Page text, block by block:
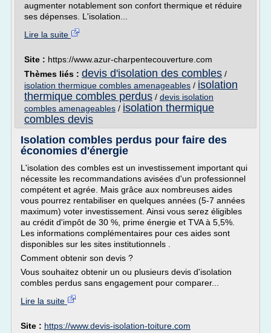
augmenter notablement son confort thermique et réduire
ses dépenses. L'isolation...
Lire la suite
Site : https://www.azur-charpentecouverture.com
Thèmes liés : devis d'isolation des combles /
isolation thermique combles amenageables / isolation
thermique combles perdus / devis isolation
combles amenageables / isolation thermique
combles devis
Isolation combles perdus pour faire des
économies d'énergie
L'isolation des combles est un investissement important qui
nécessite les recommandations avisées d'un professionnel
compétent et agrée. Mais grâce aux nombreuses aides
vous pourrez rentabiliser en quelques années (5-7 années
maximum) voter investissement. Ainsi vous serez éligibles
au crédit d'impôt de 30 %, prime énergie et TVA à 5,5%.
Les informations complémentaires pour ces aides sont
disponibles sur les sites institutionnels .
Comment obtenir son devis ?
Vous souhaitez obtenir un ou plusieurs devis d'isolation
combles perdus sans engagement pour comparer...
Lire la suite
Site : https://www.devis-isolation-toiture.com